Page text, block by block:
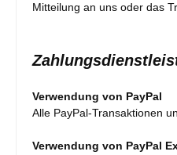
Mitteilung an uns oder das
Verwendung von PayPal
Alle PayPal-Transaktionen
Verwendung von PayPal